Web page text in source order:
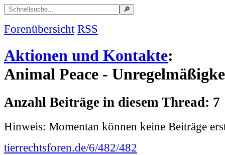
Forenübersicht RSS
Aktionen und Kontakte:
Animal Peace -
Anzahl Beiträge in diesem Thread: 7
Hinweis: Momentan können keine Beiträge
tierrechtsforen.de/6/482/482